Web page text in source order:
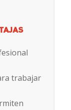
trabajar